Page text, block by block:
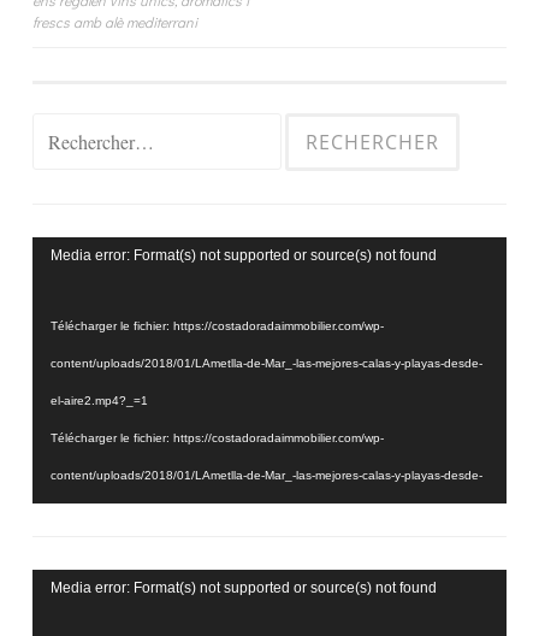
de
frescs amb alè mediterrani
Rechercher :
Lecteur
Media error: Format(s) not supported or source(s) not found
Télécharger le fichier: https://costadoradaimmobilier.com/wp-
content/uploads/2018/01/LAmetlla-de-Mar_-las-mejores-calas-y-playas-desde-
el-aire2.mp4?_=1
Télécharger le fichier: https://costadoradaimmobilier.com/wp-
content/uploads/2018/01/LAmetlla-de-Mar_-las-mejores-calas-y-playas-desde-
Lecteur
Media error: Format(s) not supported or source(s) not found